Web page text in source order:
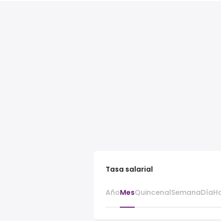
Tasa salarial
AñoMesQuincenalSemanaDía